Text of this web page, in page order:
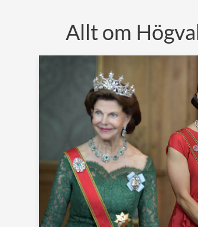
Allt om